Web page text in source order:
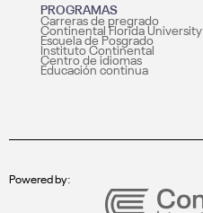
PROGRAMAS
Carreras de pregrado
Continental Florida University
Escuela de Posgrado
Instituto Continental
Centro de idiomas
Educación continua
Powered by: